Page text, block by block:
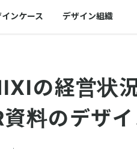
ンケース デザイン組織
の経営状
資料のデザ